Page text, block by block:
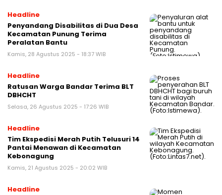
Headline
Penyandang Disabilitas di Dua Desa
Kecamatan Punung Terima
Peralatan Bantu
Kamis, 28 Agustus 2025 - 18:37 WIB
Headline
Ratusan Warga Bandar Terima BLT
DBHCHT
Selasa, 26 Agustus 2025 - 17:26 WIB
Headline
Tim Ekspedisi Merah Putih Telusuri 14
Pantai Menawan di Kecamatan
Kebonagung
Kamis, 21 Agustus 2025 - 20:02 WIB
Headline